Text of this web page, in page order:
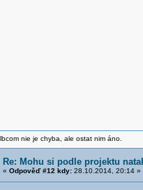
nie je chyba, ale ostat nim áno.
Re: Mohu si podle projektu
« Odpověď #12 kdy:28.10.2014, 20:14 »